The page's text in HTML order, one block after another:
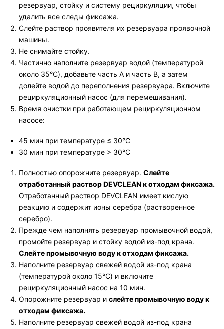
резервуар, стойку и систему рециркуляции, чтобы
удалить все следы фиксажа.
Слейте раствор проявителя их резервуара проявочной
машины.
Не снимайте стойку.
Частично наполните резервуар водой (температурой
около 35°C), добавьте часть A и часть B, а затем
долейте водой до переполнения резервуара. Включите
рециркуляционный насос (для перемешивания).
Время очистки при работающем рециркуляционном
насосе:
45 мин при температуре ≤ 30°C
30 мин при температуре > 30°C
Полностью опорожните резервуар. Слейте
отработанный растворDEVCLEANк отходам фиксажа.
Отработанный раствор DEVCLEAN имеет кислую
реакцию и содержит ионы серебра (растворенное
серебро).
Прежде чем наполнять резервуар промывочной водой,
промойте резервуар и стойку водой из-под крана.
Слейте промывочную воду к отходам фиксажа.
Наполните резервуар свежей водой из-под крана
(температурой около 15°C) и включите
рециркуляционный насос на 10 мин.
Опорожните резервуар и слейте промывочную воду к
отходам фиксажа.
Наполните резервуар свежей водой из-под крана